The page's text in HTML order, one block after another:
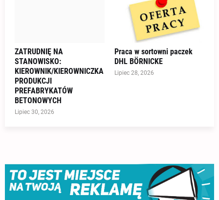
ZATRUDNIĘ NA
STANOWISKO:
KIEROWNIK/KIEROWNICZKA
PRODUKCJI
PREFABRYKATÓW
BETONOWYCH
Lipiec 30, 2026
Praca w sortowni paczek
DHL BÖRNICKE
Lipiec 28, 2026